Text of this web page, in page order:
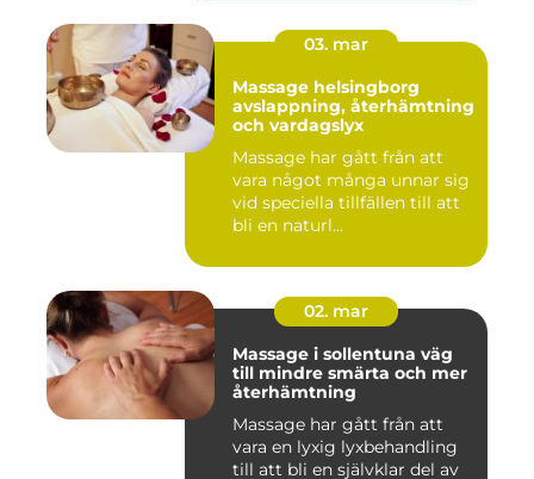
03. mar
Massage helsingborg
avslappning, återhämtning
och vardagslyx
Massage har gått från att
vara något många unnar sig
vid speciella tillfällen till att
bli en naturl...
02. mar
Massage i sollentuna väg
till mindre smärta och mer
återhämtning
Massage har gått från att
vara en lyxig lyxbehandling
till att bli en självklar del av